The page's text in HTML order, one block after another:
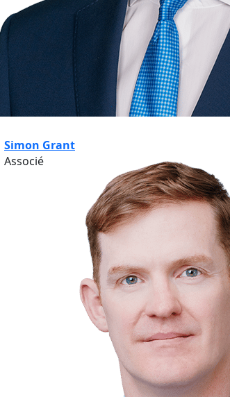
Simon Grant
Associé